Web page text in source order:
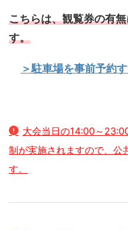
こちらは、観覧券の有
す。
＞駐車場を事前予約
大会当日の14:00～
制が実施されますので、公
す。